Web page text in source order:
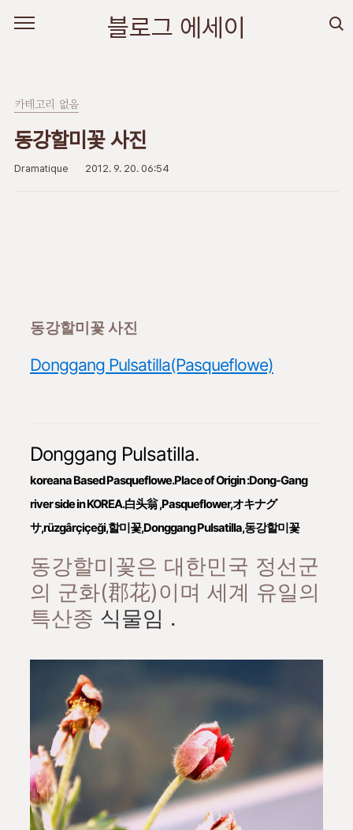
블로그 에세이
카테고리 없음
동강할미꽃 사진
Dramatique 2012. 9. 20. 06:54
동강할미꽃 사진
Donggang Pulsatilla(Pasqueflowe)
Donggang Pulsatilla.
koreana Based Pasqueflowe.Place of Origin :Dong-Gang
river side in KOREA.白头翁 ,Pasqueflower,オキナグ
サ,rüzgârçiçeği,할미꽃,Donggang Pulsatilla,동강할미꽃
동강할미꽃은 대한민국 정선군
의 군화(郡花)이며 세계 유일의
특산종 식물임 .